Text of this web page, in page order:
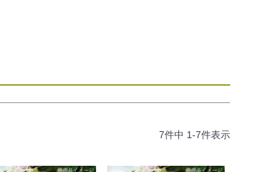
7件中 1-7件表示